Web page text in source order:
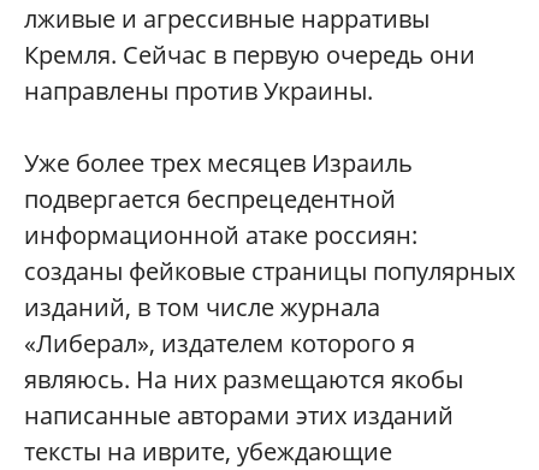
лживые и агрессивные нарративы
Кремля. Сейчас в первую очередь они
направлены против Украины.
Уже более трех месяцев Израиль
подвергается беспрецедентной
информационной атаке россиян:
созданы фейковые страницы популярных
изданий, в том числе журнала
«Либерал», издателем которого я
являюсь. На них размещаются якобы
написанные авторами этих изданий
тексты на иврите, убеждающие